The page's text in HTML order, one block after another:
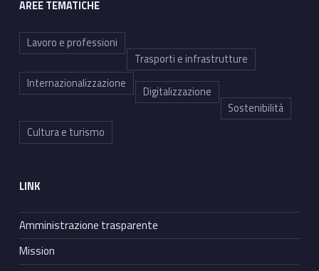
AREE TEMATICHE
Lavoro e professioni
Trasporti e infrastrutture
Internazionalizzazione
Digitalizzazione
Sostenibilità
Cultura e turismo
LINK
Amministrazione trasparente
Mission